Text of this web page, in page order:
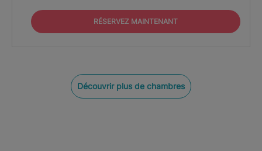
RÉSERVEZ MAINTENANT
Découvrir plus de chambres